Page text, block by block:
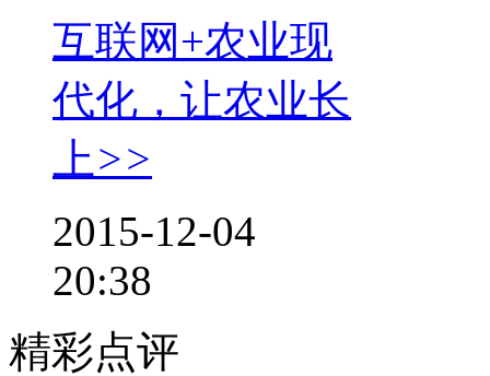
互联网+农业现
代化，让农业长
上 >>
2015-12-04
20:38
精彩点评